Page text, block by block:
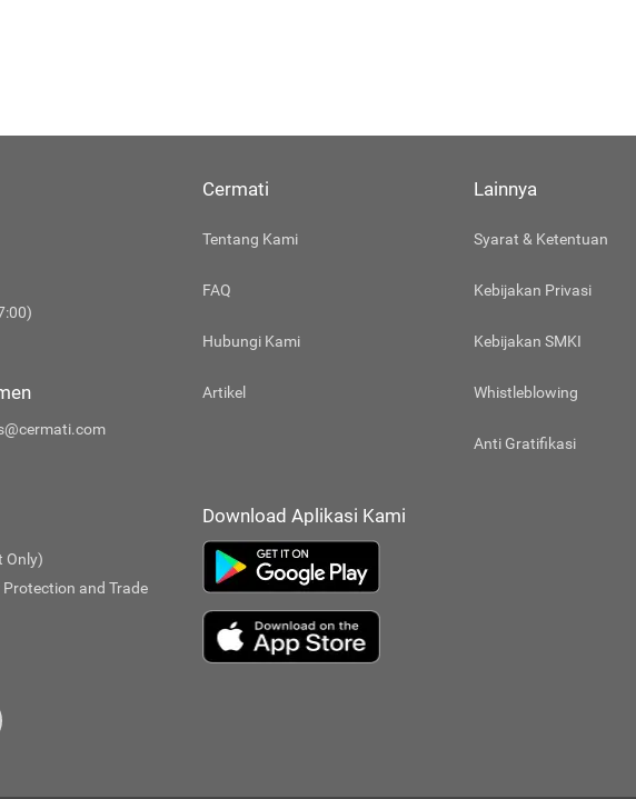
Only)
and Trade
Cermati
Tentang Kami
FAQ
Hubungi Kami
Artikel
Lainnya
Syarat & Ketentuan
Kebijakan Privasi
Kebijakan SMKI
Whistleblowing
Anti Gratifikasi
Download Aplikasi Kami